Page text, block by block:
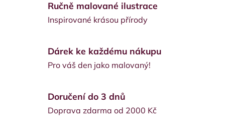
Ručně malované ilustrace
Inspirované krásou přírody
Dárek ke každému nákupu
Pro váš den jako malovaný!
Doručení do 3 dnů
Doprava zdarma od 2000 Kč